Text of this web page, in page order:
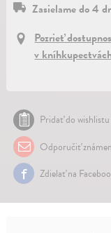
Zasielame do 4
Pozrieť
v
Pridať do wishlistu
Odporučiť
Zdielať na